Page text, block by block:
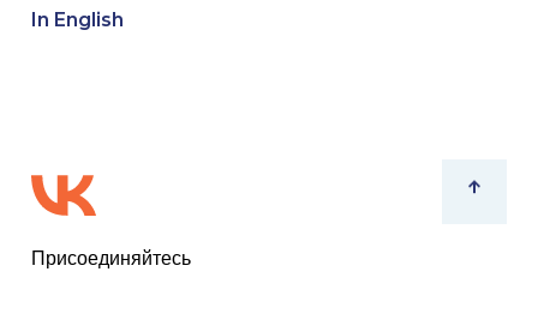
In English
Присоединяйтесь